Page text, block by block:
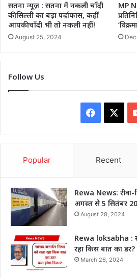
सतना न्यूज़ : सतना में नकली चाँदी
की सिल्ली का बड़ा पर्दाफास, कहीं
आपकी चाँदी भी तो नकली नहीं!
August 25, 2024
MP
Follow Us
Facebook
Popular Recent
Rewa News: रीवा-
अगस्त से 5 सितंबर
August 28, 2024
Rewa loksabha :
रहा किस बात का
March 26, 2024